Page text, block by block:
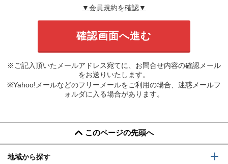
▼会員規約を確認▼
※ご記入頂いたメールアドレス宛てに、お問合せ内容の確認メール
をお送りいたします。
※Yahoo!メールなどのフリーメールをご利用の場合、迷惑メールフ
ォルダに入る場合があります。
このページの先頭へ
地域から探す